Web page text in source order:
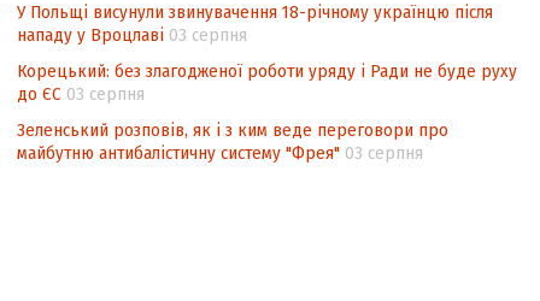
У Польщі висунули звинувачення 18-річному українцю після
нападу у Вроцлаві 03 серпня
Корецький: без злагодженої роботи уряду і Ради не буде руху
до ЄС 03 серпня
Зеленський розповів, як і з ким веде переговори про
майбутню антибалістичну систему "Фрея" 03 серпня